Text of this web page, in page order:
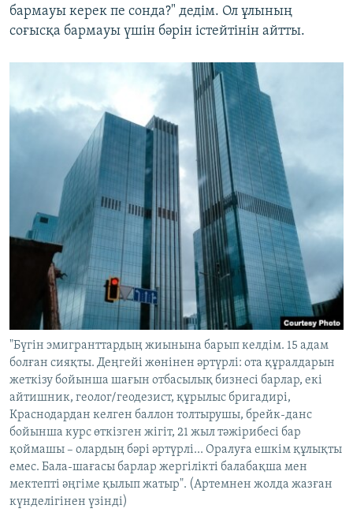
бармауы керек пе сонда?" дедім. Ол ұлының
соғысқа бармауы үшін бәрін істейтінін айтты.
"Бүгін эмигранттардың жиынына барып келдім. 15 адам
болған сияқты. Деңгейі жөнінен әртүрлі: ота құралдарын
жеткізу бойынша шағын отбасылық бизнесі барлар, екі
айтишник, геолог/геодезист, құрылыс бригадирі,
Краснодардан келген баллон толтырушы, брейк-данс
бойынша курс өткізген жігіт, 21 жыл тәжірибесі бар
қоймашы – олардың бәрі әртүрлі... Оралуға ешкім құлықты
емес. Бала-шағасы барлар жергілікті балабақша мен
мектепті әңгіме қылып жатыр". (Артемнен жолда жазған
күнделігінен үзінді)